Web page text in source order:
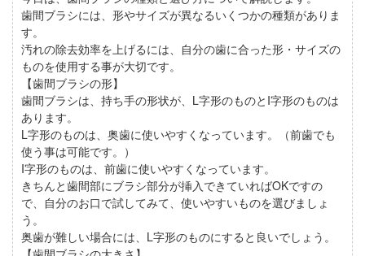
歯間ブラシには、形やサイズが異なるいくつかの種類がありま
す。
汚れの除去効率を上げるには、自分の歯に合った形・サイズの
ものを使用する事が大切です。
【歯間ブラシの形】
歯間ブラシは、持ち手の形状が、L字形のものとI字形のものは
あります。
L字形のものは、奥歯に使いやすくなっています。（前歯でも
使う事は可能です。）
I字形のものは、前歯に使いやすくなっています。
きちんと歯間部にブラシ部分が挿入できていればOKですの
で、自分のお口で試してみて、使いやすいものを選びましょ
う。
奥歯が難しい場合には、L字形のものにすると良いでしょう。